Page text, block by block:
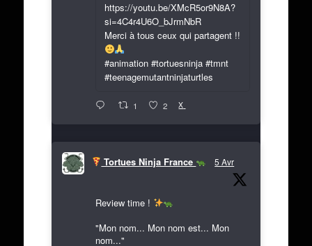
https://youtu.be/XMcR5or9N8A?
si=4C4r4U6O_bJrmNbR
Merci à tous ceux qui partagent !!
#animation #tortuesninja #tmnt
#teenagemutantninjaturtles
1 2 X
Tortues Ninja France 5 Avr
Review time !
"Mon nom... Mon nom est... Mon
nom..."